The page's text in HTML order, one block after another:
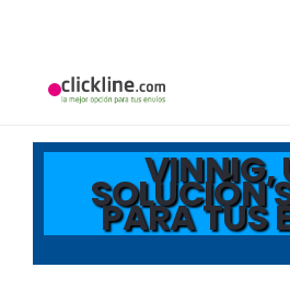
VINNIG,
SOLUCIÓN
PARA TUS